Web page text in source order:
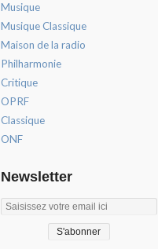
Musique
Musique Classique
Maison de la radio
Philharmonie
Critique
OPRF
Classique
ONF
Newsletter